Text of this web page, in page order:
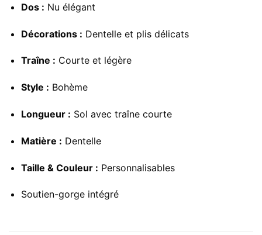
Dos : Nu élégant
Décorations : Dentelle et plis délicats
Traîne : Courte et légère
Style : Bohème
Longueur : Sol avec traîne courte
Matière : Dentelle
Taille & Couleur : Personnalisables
Soutien-gorge intégré